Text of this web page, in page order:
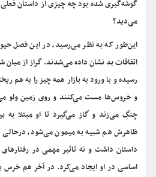
گوشه‌گیری شده بود چه چیزی از داستان
می‌دید؟
این‌طور که به نظر می‌رسید، در این فصل
اتفاقات بد نشان داده می‌شدند. گراز از میان
رسیده و با ورود به بازار همه چیز را به هم
و خروس‌ها مست می‌کنند و روی زمین ولو
چنگ می‌ز‌ند و گاز می‌گیرد تا او مبتلا به
ظاهرش هم شبیه به میمون می‌شود، درحالی
داستان داشت و نه تاثیر مهمی در
اساسی در او ایجاد می‌کرد. در آخر هم خرس